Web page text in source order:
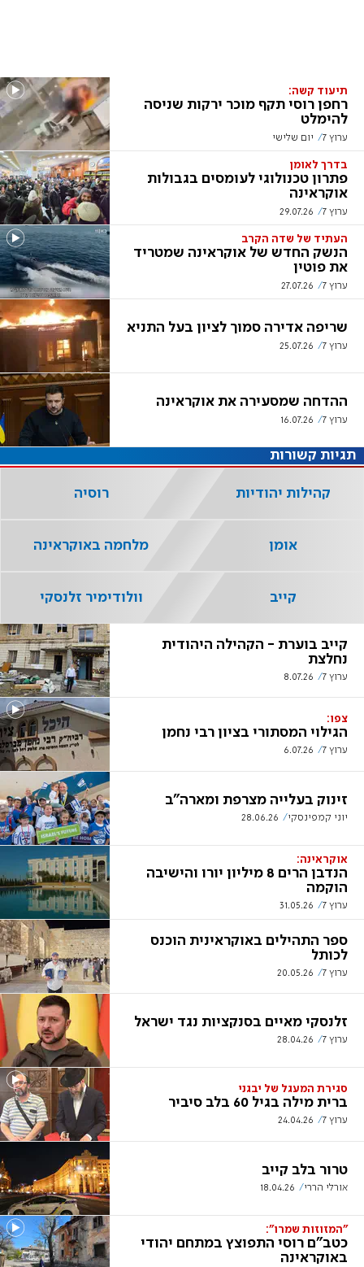
תיעוד קשה:
רחפן רוסי תקף מוכר ירקות שניסה
להימלט
ערוץ 7 יום שלישי
בדרך לאומן
פתרון טכנולוגי לעומסים בגבולות
אוקראינה
ערוץ 7 29.07.26
העתיד של שדה הקרב
הנשק החדש של אוקראינה שמטריד
את פוטין
ערוץ 7 27.07.26
שריפה אדירה סמוך לציון בעל התניא
ערוץ 7 25.07.26
ההדחה שמסעירה את אוקראינה
ערוץ 7 16.07.26
קייב בוערת - הקהילה היהודית
נחלצת
ערוץ 7 8.07.26
צפו:
הגילוי המסתורי בציון רבי נחמן
ערוץ 7 6.07.26
זינוק בעלייה מצרפת ומארה"ב
יוני קמפינסקי 28.06.26
אוקראינה:
הנדבן הרים 8 מיליון יורו והישיבה
הוקמה
ערוץ 7 31.05.26
ספר התהילים באוקראינית הוכנס
לכותל
ערוץ 7 20.05.26
זלנסקי מאיים בסנקציות נגד ישראל
ערוץ 7 28.04.26
סגירת המעגל של יבגני
ברית מילה בגיל 60 בלב סיביר
ערוץ 7 24.04.26
טרור בלב קייב
אורלי הררי 18.04.26
"המזוזות שמרו":
כטב"ם רוסי התפוצץ במתחם יהודי
באוקראינה
תגיות קשורות
קהילות יהודיות רוסיה
אומן מלחמה באוקראינה
קייב וולודימיר זלנסקי